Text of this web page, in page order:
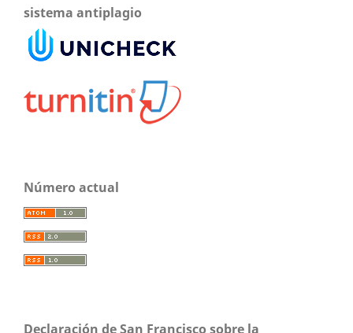
sistema antiplagio
Número actual
Declaración de San Francisco sobre la